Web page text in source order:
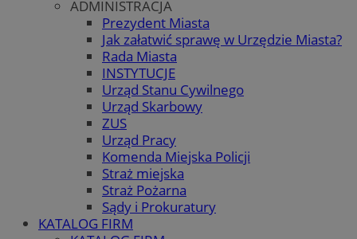
ADMINISTRACJA
Prezydent Miasta
Jak załatwić sprawę w Urzędzie Miasta?
Rada Miasta
INSTYTUCJE
Urząd Stanu Cywilnego
Urząd Skarbowy
ZUS
Urząd Pracy
Komenda Miejska Policji
Straż miejska
Straż Pożarna
Sądy i Prokuratury
KATALOG FIRM